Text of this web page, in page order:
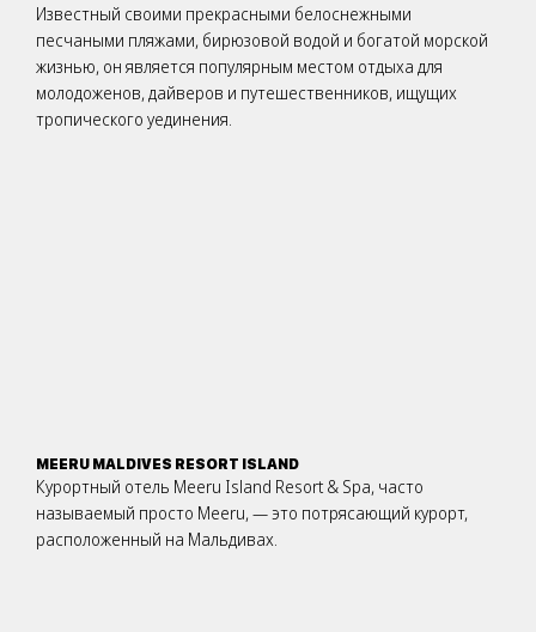
Известный своими прекрасными белоснежными
песчаными пляжами, бирюзовой водой и богатой морской
жизнью, он является популярным местом отдыха для
молодоженов, дайверов и путешественников, ищущих
тропического уединения.
MEERU MALDIVES RESORT ISLAND
Курортный отель Meeru Island Resort & Spa, часто
называемый просто Meeru, — это потрясающий курорт,
расположенный на Мальдивах.